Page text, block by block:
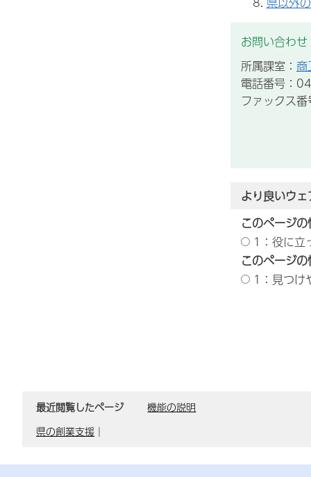
お問い合わせ
所属課室： 商
電話番号：
ファックス
より良いウ
このページ
1：役に立
このページ
1：見つけ
最近閲覧したページ
機能の説明
県の創業支援 ｜